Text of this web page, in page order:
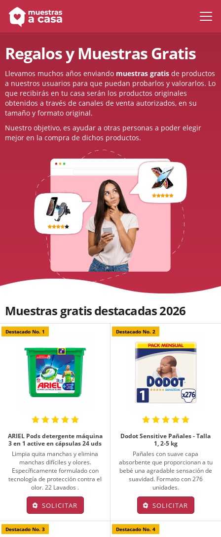
Regalos y Muestras Gratis
Llevamos muchos años enviando muestras gratis de productos
a nuestros usuarios para que puedan probarlos y valorarlos. Lo
que recibirás en tu casa serán los productos originales
obtenidos a través de canales de venta autorizados, en su
tamaño y formato original.
Nuestro objetivo, es ayudar a otras personas a poder elegir
mejor en la compra de dichos productos.
Muestras gratis destacadas 2026
Destacado No. 1
ARIEL Pods detergente máquina
3 en 1 active en cápsulas 24 uds
Limpia quita manchas y elimina
manchas difíciles y olores.
Específicamente formulado con
tecnología de protección contra el
olor. 22 Lavados .
SOLICITAR
Destacado No. 2
Dodot Sensitive Pañales - Talla
1, 2-5 kg
Pañales con suave capa
absorbente que proporcionan a tu
bebé una agradable sensación de
suavidad. Formato con 276
unidades.
SOLICITAR
Destacado No. 3 Destacado No. 4